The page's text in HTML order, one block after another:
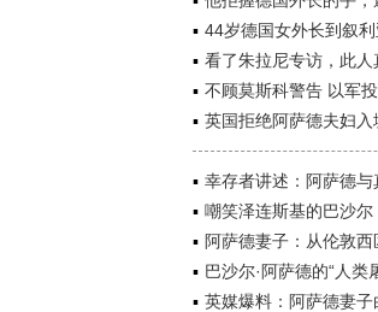
44岁德国女外长到叙
看了朱拉尼专访，此人
不顾莫斯科警告 以军
英国拒绝阿萨德夫妇入
幸存者讲述：阿萨德
嘲笑泽连斯基的巴沙
阿萨德妻子：从伦敦
巴沙尔·阿萨德的“人类
英媒爆料：阿萨德妻